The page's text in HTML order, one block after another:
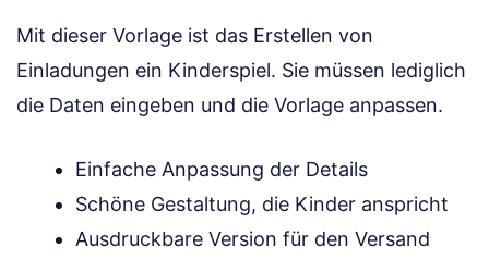
Mit dieser Vorlage ist das Erstellen von
Einladungen ein Kinderspiel. Sie müssen lediglich
die Daten eingeben und die Vorlage anpassen.
Einfache Anpassung der Details
Schöne Gestaltung, die Kinder anspricht
Ausdruckbare Version für den Versand